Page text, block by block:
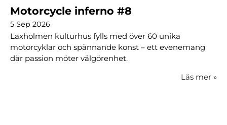
Motorcycle inferno #8
5 Sep 2026
Laxholmen kulturhus fylls med över 60 unika
motorcyklar och spännande konst – ett evenemang
där passion möter välgörenhet.
Läs mer »